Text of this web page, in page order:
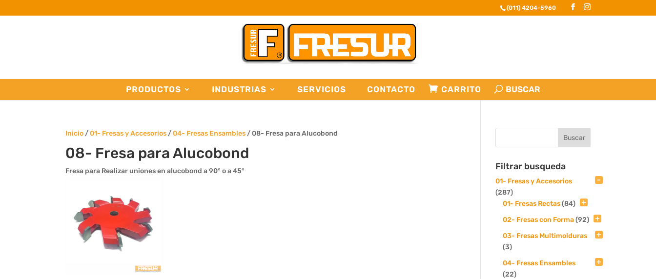
(011) 4204-5960
PRODUCTOS INDUSTRIAS SERVICIOS CONTACTO CARRITO
Inicio /01- Fresas y Accesorios /04- Fresas Ensambles / 08- Fresa para Alucobond
08- Fresa para Alucobond
Fresa para Realizar uniones en alucobond a 90° o a 45° Filtrar busqueda
01- Fresas y Accesorios
(287)
01- Fresas Rectas(84)
02- Fresas con Forma(92)
03- Fresas Multimolduras
(3)
04- Fresas Ensambles
(22)